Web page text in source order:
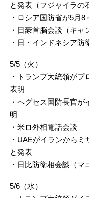
と発表（フジャイラの
・ロシア国防省が5月
・日豪首脳会談（キャ
・日・インドネシア防
5/5（火）
・トランプ大統領が
表明
・ヘグセス国防長官
明
・米ロ外相電話会談
・UAEがイランから
と発表
・日比防衛相会談（マ
5/6（水）